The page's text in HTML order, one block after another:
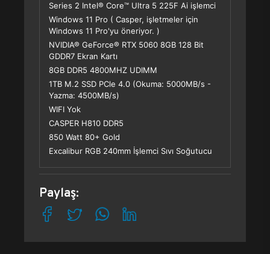
Series 2 Intel® Core™ Ultra 5 225F Ai işlemci
Windows 11 Pro ( Casper, işletmeler için
Windows 11 Pro'yu öneriyor. )
NVIDIA® GeForce® RTX 5060 8GB 128 Bit
GDDR7 Ekran Kartı
8GB DDR5 4800MHZ UDIMM
1TB M.2 SSD PCle 4.0 (Okuma: 5000MB/s -
Yazma: 4500MB/s)
WIFI Yok
CASPER H810 DDR5
850 Watt 80+ Gold
Excalibur RGB 240mm İşlemci Sıvı Soğutucu
Paylaş: